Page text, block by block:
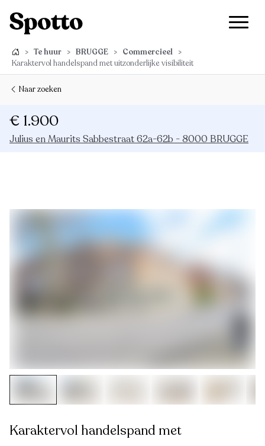
> Te huur > BRUGGE > Commercieel >
Karaktervol handelspand met uitzonderlijke visibiliteit
Naar zoeken
€ 1.900
Julius en Maurits Sabbestraat 62a-62b - 8000 BRUGGE
Karaktervol handelspand met